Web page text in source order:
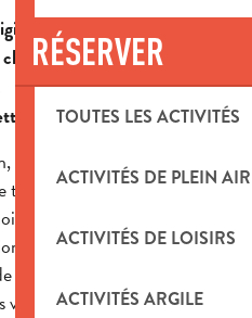
RÉSERVER
TOUTES LES ACTIVITÉS
ACTIVITÉS DE PLEIN AIR
ACTIVITÉS DE LOISIRS
ACTIVITÉS ARGILE
modèle est modelé
en terre cuite
en argile cuite au four et
tradition provençale
religieux. L’Atelier
dans le respect des
anciens pour faire
valeurs ancestrales...